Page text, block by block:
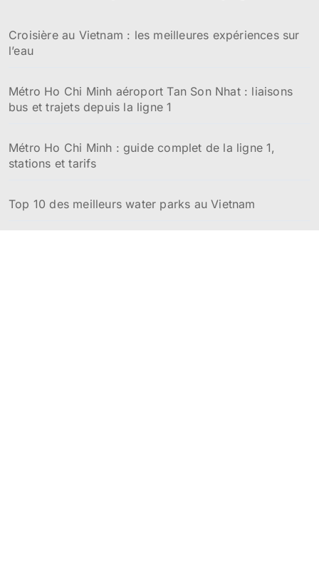
e
r
Croisière au Vietnam : les meilleures expériences sur
l’eau
Métro Ho Chi Minh aéroport Tan Son Nhat : liaisons
bus et trajets depuis la ligne 1
Métro Ho Chi Minh : guide complet de la ligne 1,
stations et tarifs
Top 10 des meilleurs water parks au Vietnam